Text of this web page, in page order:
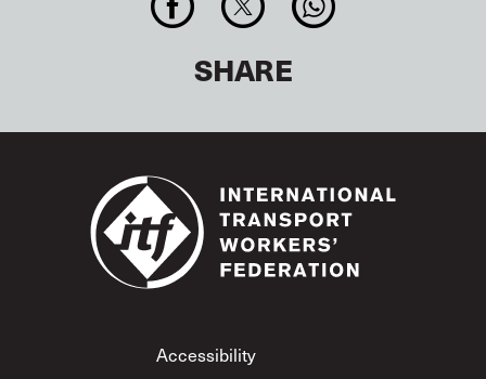
SHARE
Footer
Accessibility